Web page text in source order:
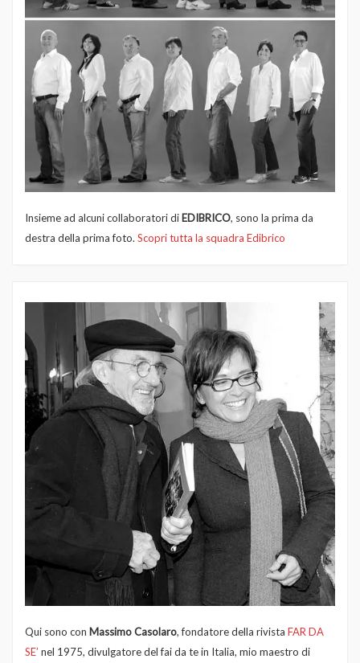
Insieme ad alcuni collaboratori di EDIBRICO, sono la prima da
destra della prima foto. Scopri tutta la squadra Edibrico
Qui sono con Massimo Casolaro, fondatore della rivista FAR DA
SE’ nel 1975, divulgatore del fai da te in Italia, mio maestro di